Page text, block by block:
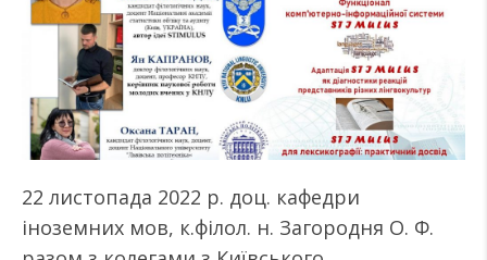
22 листопада 2022 р. доц. кафедри
іноземних мов, к.філол. н. Загородня О. Ф.